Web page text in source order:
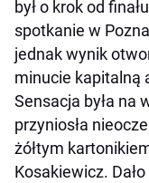
był o krok od
spotkanie w
jednak wynik
minucie kapitalną
Sensacja była na
przyniosła
żółtym
Kosakiewicz.